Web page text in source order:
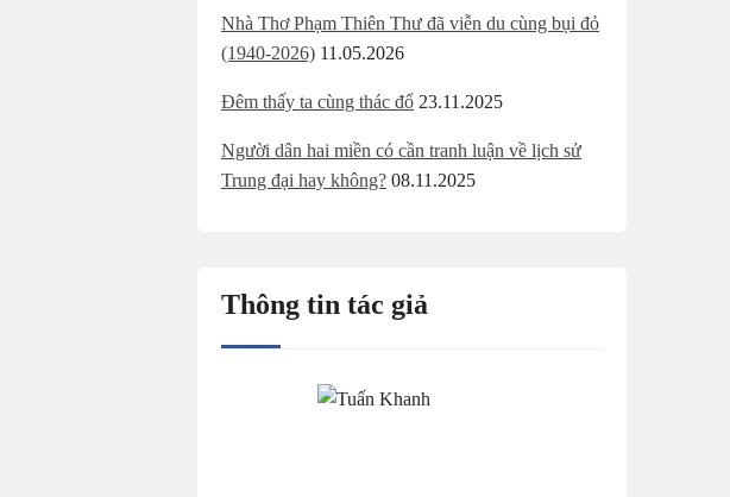
Nhà Thơ Phạm Thiên Thư đã viễn du cùng bụi đỏ
(1940-2026) 11.05.2026
Đêm thấy ta cùng thác đổ 23.11.2025
Người dân hai miền có cần tranh luận về lịch sử
Trung đại hay không? 08.11.2025
Thông tin tác giả